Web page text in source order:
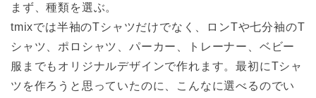
まず、種類を選ぶ。
tmixでは半袖のTシャツだけでなく、ロンTや七分袖のT
シャツ、ポロシャツ、パーカー、トレーナー、ベビー
服までもオリジナルデザインで作れます。最初にTシャ
ツを作ろうと思っていたのに、こんなに選べるのでい